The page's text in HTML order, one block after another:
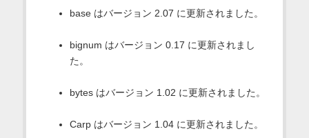
base はバージョン 2.07 に更新されました。
bignum はバージョン 0.17 に更新されまし
た。
bytes はバージョン 1.02 に更新されました。
Carp はバージョン 1.04 に更新されました。